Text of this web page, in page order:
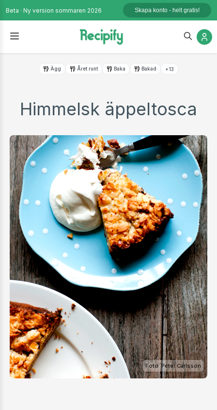
Beta · Ny version sommaren 2026 Skapa konto - helt gratis!
Ägg Året runt Baka Bakad +13
Himmelsk äppeltosca
Foto: Peter Carlsson